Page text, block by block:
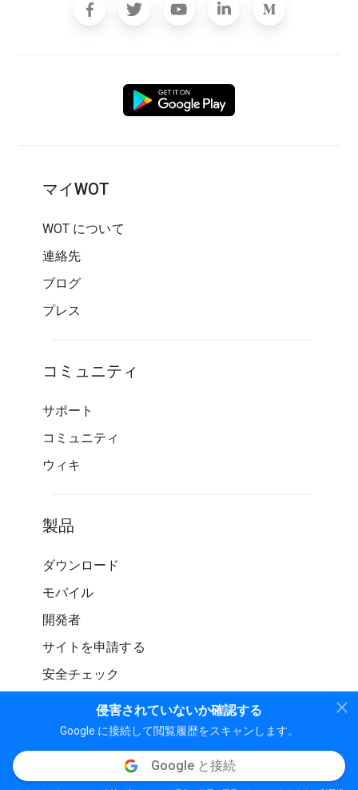
侵害されていないか確認する
Google に接続して閲覧履歴をスキャンします。
Google と接続
マイWOT
WOT について
連絡先
ブログ
プレス
コミュニティ
サポート
コミュニティ
ウィキ
製品
ダウンロード
モバイル
開発者
サイトを申請する
安全チェック
© WOT サービス LP。 無断転載を禁じます